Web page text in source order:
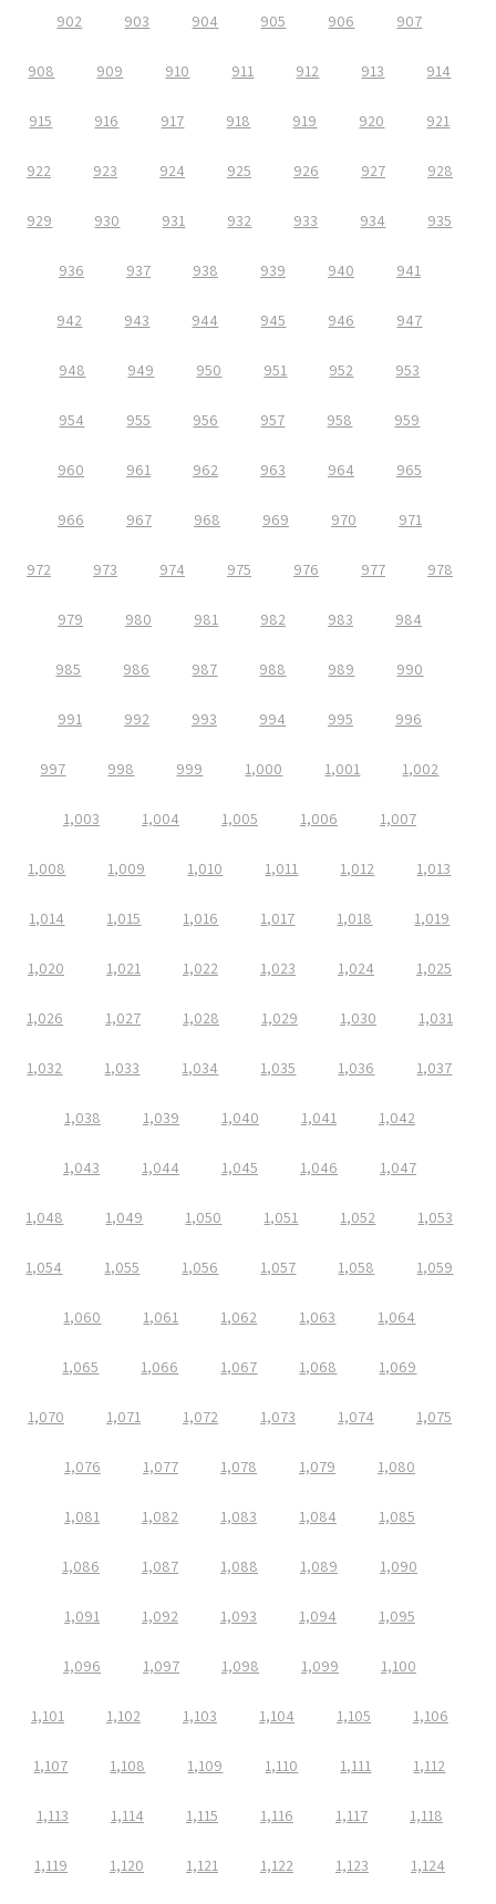
902 903 904 905 906 907
908 909 910 911 912 913 914
915 916 917 918 919 920 921
922 923 924 925 926 927 928
929 930 931 932 933 934 935
936 937 938 939 940 941
942 943 944 945 946 947
948 949 950 951 952 953
954 955 956 957 958 959
960 961 962 963 964 965
966 967 968 969 970 971
972 973 974 975 976 977 978
979 980 981 982 983 984
985 986 987 988 989 990
991 992 993 994 995 996
997 998 999 1,000 1,001 1,002
1,003 1,004 1,005 1,006 1,007
1,008 1,009 1,010 1,011 1,012 1,013
1,014 1,015 1,016 1,017 1,018 1,019
1,020 1,021 1,022 1,023 1,024 1,025
1,026 1,027 1,028 1,029 1,030 1,031
1,032 1,033 1,034 1,035 1,036 1,037
1,038 1,039 1,040 1,041 1,042
1,043 1,044 1,045 1,046 1,047
1,048 1,049 1,050 1,051 1,052 1,053
1,054 1,055 1,056 1,057 1,058 1,059
1,060 1,061 1,062 1,063 1,064
1,065 1,066 1,067 1,068 1,069
1,070 1,071 1,072 1,073 1,074 1,075
1,076 1,077 1,078 1,079 1,080
1,081 1,082 1,083 1,084 1,085
1,086 1,087 1,088 1,089 1,090
1,091 1,092 1,093 1,094 1,095
1,096 1,097 1,098 1,099 1,100
1,101 1,102 1,103 1,104 1,105 1,106
1,107 1,108 1,109 1,110 1,111 1,112
1,113 1,114 1,115 1,116 1,117 1,118
1,119 1,120 1,121 1,122 1,123 1,124